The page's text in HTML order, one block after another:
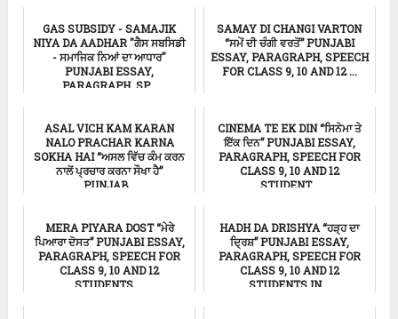
GAS SUBSIDY - SAMAJIK
NIYA DA AADHAR "ਗੈਸ ਸਬਸਿਡੀ
- ਸਮਾਜਿਕ ਨਿਆਂ ਦਾ ਆਧਾਰ"
PUNJABI ESSAY,
PARAGRAPH, SP...
SAMAY DI CHANGI VARTON
“ਸਮੇਂ ਦੀ ਚੰਗੀ ਵਰਤੋਂ” PUNJABI
ESSAY, PARAGRAPH, SPEECH
FOR CLASS 9, 10 AND 12 ...
ASAL VICH KAM KARAN
NALO PRACHAR KARNA
SOKHA HAI “ਅਸਲ ਵਿੱਚ ਕੰਮ ਕਰਨ
ਨਾਲੋਂ ਪ੍ਰਚਾਰ ਕਰਨਾ ਸੌਖਾ ਹੈ”
PUNJAB...
CINEMA TE EK DIN “ਸਿਨੇਮਾ ਤੇ
ਇੱਕ ਦਿਨ” PUNJABI ESSAY,
PARAGRAPH, SPEECH FOR
CLASS 9, 10 AND 12
STUDENT...
MERA PIYARA DOST “ਮੇਰੇ
ਪਿਆਰਾ ਦੋਸਤ” PUNJABI ESSAY,
PARAGRAPH, SPEECH FOR
CLASS 9, 10 AND 12
STUDENTS ...
HADH DA DRISHYA “ਹੜ੍ਹ ਦਾ
ਦ੍ਰਿਸ਼” PUNJABI ESSAY,
PARAGRAPH, SPEECH FOR
CLASS 9, 10 AND 12
STUDENTS IN...